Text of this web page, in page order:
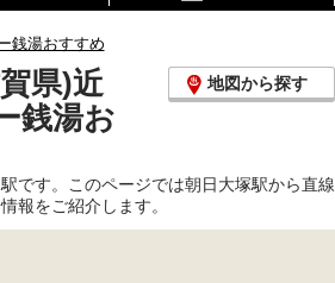
銭湯おすすめ
県)近
銭湯お
地図から探す
です。このページでは朝日大塚駅から直線
報をご紹介します。